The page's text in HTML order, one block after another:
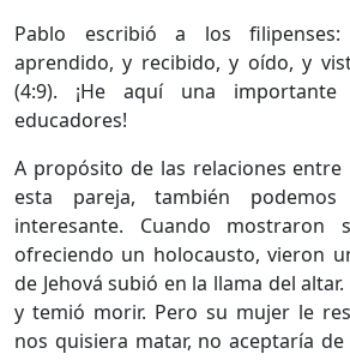
Pablo escribió a los
aprendido, y recibido, y oído, y
(4:9). ¡He aquí una
educadores!
A propósito de las relaciones
esta pareja, también
interesante. Cuando mostraron
ofreciendo un holocausto, vieron
de Jehová subió en la llama del
y temió morir. Pero su mujer le
nos quisiera matar, no aceptaría